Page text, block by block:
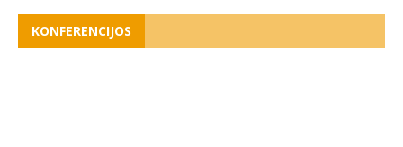
KONFERENCIJOS